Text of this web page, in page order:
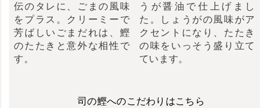
伝のタレに、ごまの風味
をプラス。クリーミーで
芳ばしいごまだれは、鰹
のたたきと意外な相性で
す。
うが醤油で仕上げまし
た。しょうがの風味がア
クセントになり、たたき
の味をいっそう盛り立て
ています。
司の鰹へのこだわりはこちら